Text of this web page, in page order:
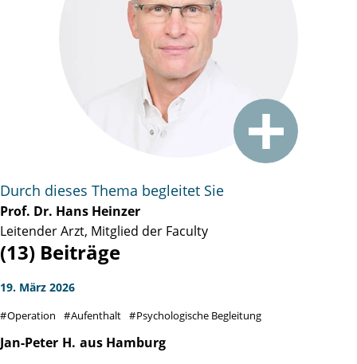
Durch dieses Thema begleitet Sie
Prof. Dr. Hans Heinzer
Leitender Arzt, Mitglied der Faculty
(13) Beiträge
19. März 2026
Operation Aufenthalt Psychologische Begleitung
Jan-Peter H. aus Hamburg